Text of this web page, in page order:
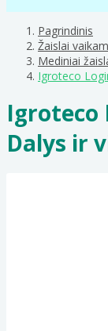
Pagrindinis
Žaislai
Mediniai
Igroteco
Igroteco
Dalys ir